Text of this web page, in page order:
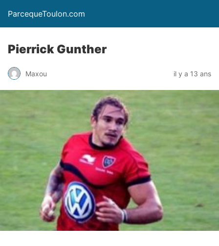
ParcequeToulon.com
Pierrick Gunther
Maxou il y a 13 ans